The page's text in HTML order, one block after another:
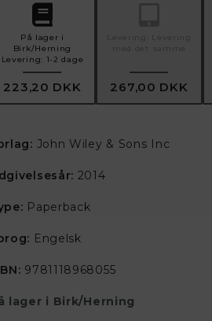
På lager i
Birk/Herning
Levering: 1-2 dage
223,20 DKK 267,00 DKK
John Wiley & Sons Inc
2014
Paperback
Engelsk
9781118968055
lager i Birk/Herning